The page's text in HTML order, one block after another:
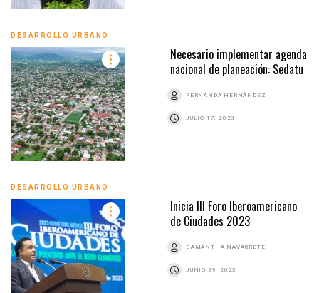
DESARROLLO URBANO
Necesario implementar agenda
nacional de planeación: Sedatu
FERNANDA HERNÁNDEZ
JULIO 17, 2023
DESARROLLO URBANO
Inicia III Foro Iberoamericano
de Ciudades 2023
SAMANTHA NAVARRETE
JUNIO 29, 2023